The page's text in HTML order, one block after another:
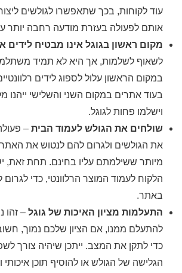
עוד לקוחות, בכך שתאפשרו לגולשים
אותם לפעולה בעזרת מודעה רחבה יותר
מקום ראשון בגוגל אינו מבטיח לידים
לשאוף לשלמות, אך היא לא תמיד
במקום הראשון עלול לספוג לידים
בעוד אתרים במקום השני והשלישי ייהנו
וישלמו פחות לגוגל.
שולחים את הגולש לעמוד הבית –
את הגולשים ולגרום להם לנטוש את
מיותר ששילמתם עליו בחינם. תחת זאת,
הלקוח לעמוד המוצר הרלוונטי, כדי לגרום
באתר.
התעלמות מציון האיכות של גוגל – זהו
להתעלם ממנו, אם הציון שלכם נמוך,
כדי לתקן את המצב. ייתכן שיהיה צורך
הגלישה של הגולש או להוסיף תוכן איכותי